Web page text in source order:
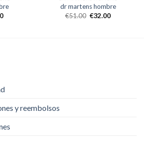
dr martens hombre
€51.00 €32.00
y reembolsos